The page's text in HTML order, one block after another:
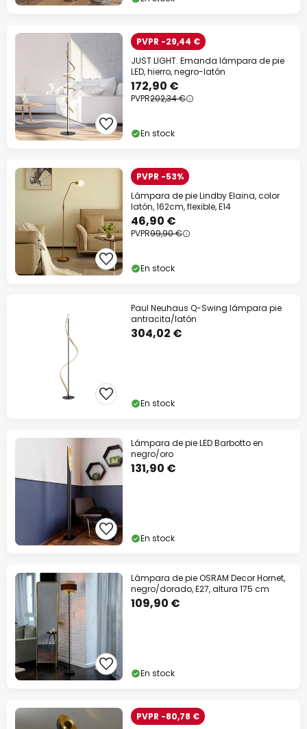
PVPR -29,44 €
JUST LIGHT. Emanda lámpara de pie
LED, hierro, negro-latón
172,90 €
PVPR202,34 €
En stock
PVPR -53%
Lámpara de pie Lindby Elaina, color
latón, 162cm, flexible, E14
46,90 €
PVPR99,90 €
En stock
Paul Neuhaus Q-Swing lámpara pie
antracita/latón
304,02 €
En stock
Lámpara de pie LED Barbotto en
negro/oro
131,90 €
En stock
Lámpara de pie OSRAM Decor Hornet,
negro/dorado, E27, altura 175 cm
109,90 €
En stock
PVPR -80,78 €